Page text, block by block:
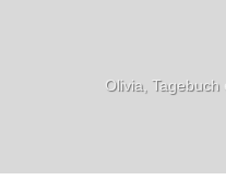
Olivia,